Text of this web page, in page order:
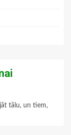
tālu, un tiem,